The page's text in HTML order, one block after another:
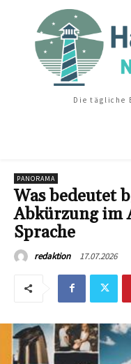
Die tägliche
PANORAMA
Was bedeutet
Abkürzung im
Sprache
redaktion 17.07.2026